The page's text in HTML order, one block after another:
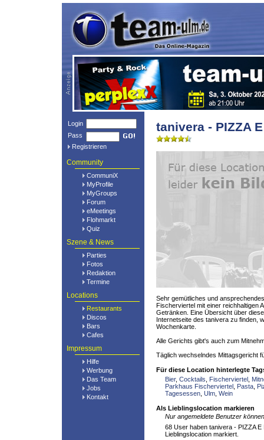
Login
Pass
Registrieren
Community
CommuniX
MyProfile
MyGroups
Forum
eMeetings
Flohmarkt
Quiz
Szene & News
Parties
Fotos
Redaktion
Termine
Locations
Restaurants
Discos
Bars
Cafes
Impressum
Hilfe
Werbung
Das Team
Jobs
Kontakt
tanivera - PIZZA E
Sehr gemütliches und
Fischerviertel mit einer reichhaltigen
Getränken. Eine Übersicht über
Internetseite des tanivera zu finden,
Wochenkarte.
Alle Gerichts gibt's auch zum
Täglich wechselndes Mittagsgericht
Für diese Location hinterlegte
Bier, Cocktails Fischerviertel
Parkhaus Fischerviertel Pasta
Tagesessen Ulm Wein
Als Lieblingslocation markieren
Nur angemeldete Benutzer
68 User haben tanivera - PIZZA E
Lieblingslocation markiert.